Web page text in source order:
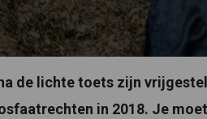
de lichte toets zijn
in 2018. Je